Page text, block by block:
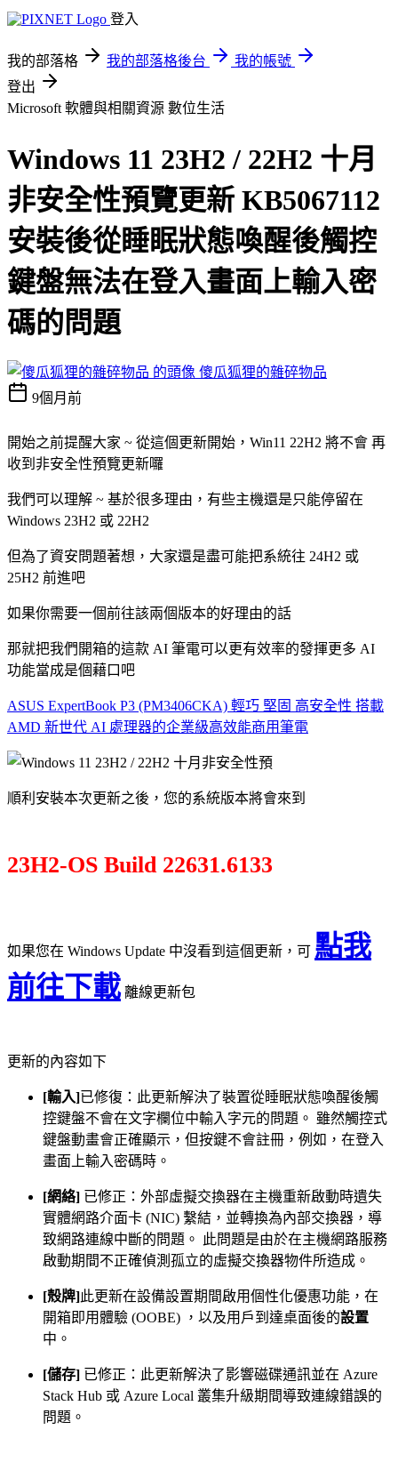
登入
我的部落格 我的部落格後台
我的帳號
登出
Microsoft 軟體與相關資源 數位生活
Windows 11 23H2 / 22H2 十月
非安全性預覽更新 KB5067112
安裝後從睡眠狀態喚醒後觸控
鍵盤無法在登入畫面上輸入密
碼的問題
傻瓜狐狸的雜碎物品
9個月前
開始之前提醒大家 ~ 從這個更新開始，Win11 22H2 將不會 再
收到非安全性預覽更新囉
我們可以理解 ~ 基於很多理由，有些主機還是只能停留在
Windows 23H2 或 22H2
但為了資安問題著想，大家還是盡可能把系統往 24H2 或
25H2 前進吧
如果你需要一個前往該兩個版本的好理由的話
那就把我們開箱的這款 AI 筆電可以更有效率的發揮更多 AI
功能當成是個藉口吧
ASUS ExpertBook P3 (PM3406CKA) 輕巧 堅固 高安全性 搭載
AMD 新世代 AI 處理器的企業級高效能商用筆電
順利安裝本次更新之後，您的系統版本將會來到
23H2-OS Build 22631.6133
如果您在 Windows Update 中沒看到這個更新，可 點我
前往下載 離線更新包
更新的內容如下
[輸入]已修復：此更新解決了裝置從睡眠狀態喚醒後觸
控鍵盤不會在文字欄位中輸入字元的問題。 雖然觸控式
鍵盤動畫會正確顯示，但按鍵不會註冊，例如，在登入
畫面上輸入密碼時。
[網絡] 已修正：外部虛擬交換器在主機重新啟動時遺失
實體網路介面卡 (NIC) 繫結，並轉換為內部交換器，導
致網路連線中斷的問題。 此問題是由於在主機網路服務
啟動期間不正確偵測孤立的虛擬交換器物件所造成。
[殼牌]此更新在設備設置期間啟用個性化優惠功能，在
開箱即用體驗 (OOBE) ，以及用戶到達桌面後的設置
中。
[儲存] 已修正：此更新解決了影響磁碟通訊並在 Azure
Stack Hub 或 Azure Local 叢集升級期間導致連線錯誤的
問題。